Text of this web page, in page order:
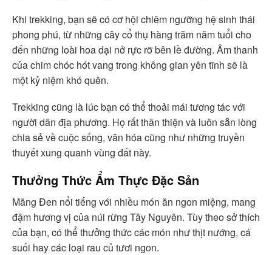
Khi trekking, bạn sẽ có cơ hội chiêm ngưỡng hệ sinh thái
phong phú, từ những cây cổ thụ hàng trăm năm tuổi cho
đến những loài hoa dại nở rực rỡ bên lề đường. Âm thanh
của chim chóc hót vang trong không gian yên tĩnh sẽ là
một kỷ niệm khó quên.
Trekking cũng là lúc bạn có thể thoải mái tương tác với
người dân địa phương. Họ rất thân thiện và luôn sẵn lòng
chia sẻ về cuộc sống, văn hóa cũng như những truyền
thuyết xung quanh vùng đất này.
Thưởng Thức Ẩm Thực Đặc Sản
Măng Đen nổi tiếng với nhiều món ăn ngon miệng, mang
đậm hương vị của núi rừng Tây Nguyên. Tùy theo sở thích
của bạn, có thể thưởng thức các món như thịt nướng, cá
suối hay các loại rau củ tươi ngon.